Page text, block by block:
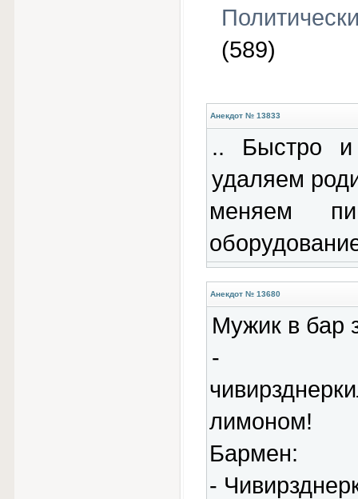
(589)
Анекдот № 13833
.. Быстро и
удаляем
меняем
Анекдот № 13680
Мужик в бар
-
лимоном!
Бармен:
-